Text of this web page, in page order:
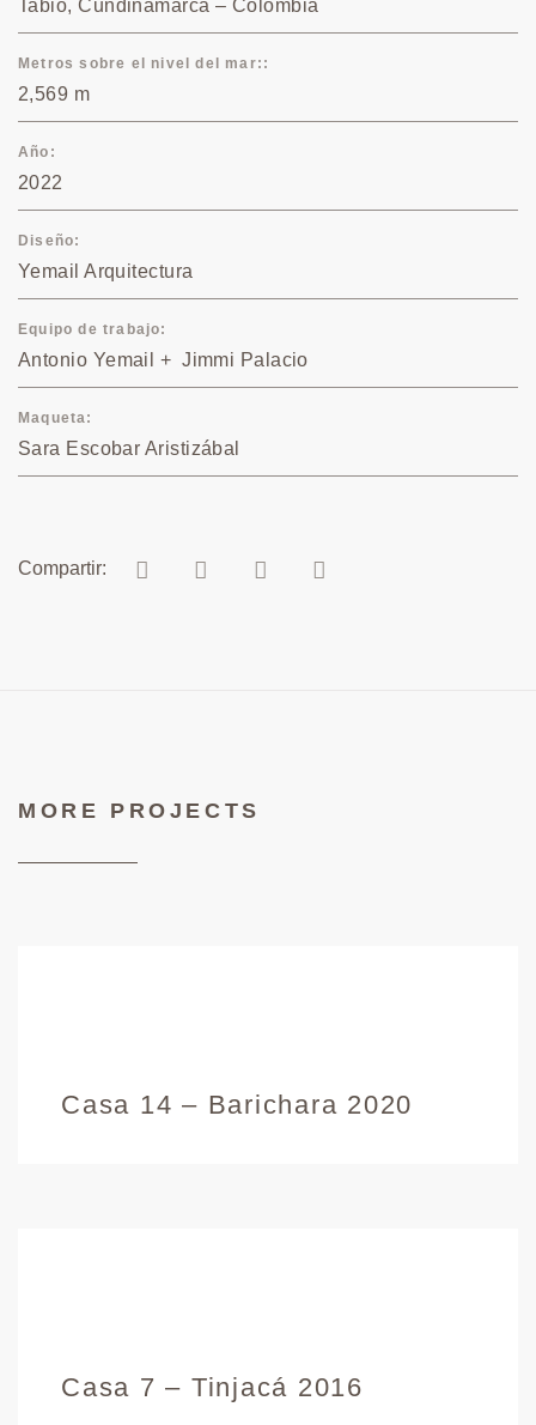
Tabio, Cundinamarca – Colombia
Metros sobre el nivel del mar:
2,569 m
Año
2022
Diseño
Yemail Arquitectura
Equipo de trabajo
Antonio Yemail + Jimmi Palacio
Maqueta
Sara Escobar Aristizábal
MORE PROJECTS
Casa 14 – Barichara 2020
Casa 7 – Tinjacá 2016